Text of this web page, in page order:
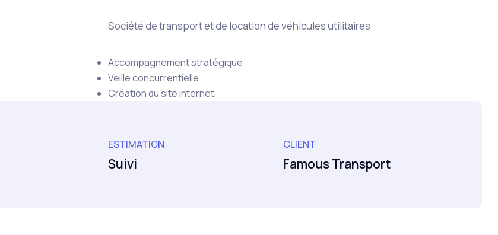
Société de transport et de location de véhicules utilitaires
Accompagnement stratégique
Veille concurrentielle
Création du site internet
ESTIMATION
Suivi
CLIENT
Famous Transport